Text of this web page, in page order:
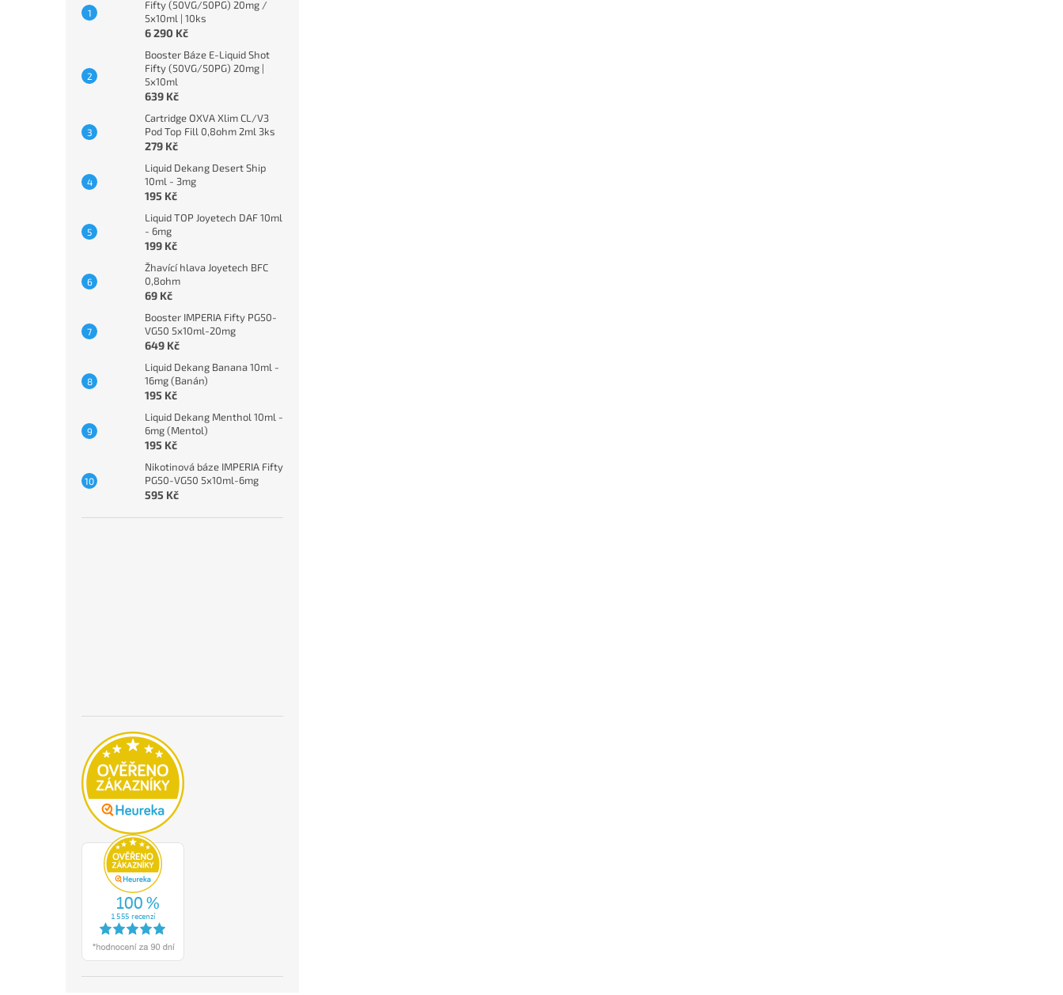
Fifty (50VG/50PG) 20mg /
5x10ml | 10ks
6 290 Kč
Booster Báze E-Liquid Shot
Fifty (50VG/50PG) 20mg |
5x10ml
639 Kč
Cartridge OXVA Xlim CL/V3
Pod Top Fill 0,8ohm 2ml 3ks
279 Kč
Liquid Dekang Desert Ship
10ml - 3mg
195 Kč
Liquid TOP Joyetech DAF 10ml
- 6mg
199 Kč
Žhavící hlava Joyetech BFC
0,8ohm
69 Kč
Booster IMPERIA Fifty PG50-
VG50 5x10ml-20mg
649 Kč
Liquid Dekang Banana 10ml -
16mg (Banán)
195 Kč
Liquid Dekang Menthol 10ml -
6mg (Mentol)
195 Kč
Nikotinová báze IMPERIA Fifty
PG50-VG50 5x10ml-6mg
595 Kč